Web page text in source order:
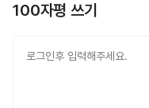
100자평 쓰기